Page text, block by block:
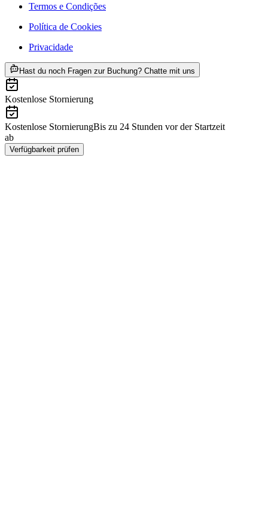
Termos e Condições
Política de Cookies
Privacidade
Hast du noch Fragen zur Buchung? Chatte mit uns
Kostenlose Stornierung
Kostenlose StornierungBis zu 24 Stunden vor der Startzeit
ab
Verfügbarkeit prüfen